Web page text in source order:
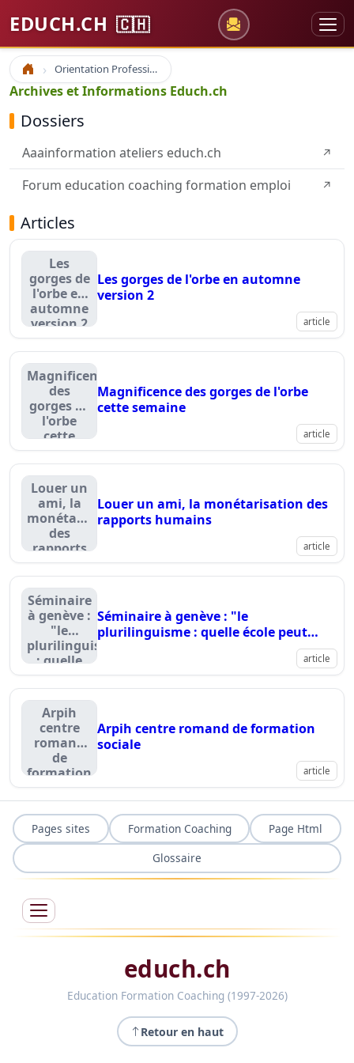
EDUCH.CH 🇨🇭
Accueil Orientation Professionnelle
Archives et Informations Educh.ch
Dossiers
Aaainformation ateliers educh.ch ↗
Forum education coaching formation emploi ↗
Articles
Les
gorges de
l'orbe en
automne
version 2
Les gorges de l'orbe en automne
version 2
article
Magnificence
des
gorges de
l'orbe
cette
semaine
Magnificence des gorges de l'orbe
cette semaine
article
Louer un
ami, la
monétarisation
des
rapports
humains
Louer un ami, la monétarisation des
rapports humains
article
Séminaire
à genève :
"le
plurilinguisme
: quelle
école peut
encore en
douter?"
Séminaire à genève : "le
plurilinguisme : quelle école peut
article
Arpih
centre
romand
de
formation
sociale
Arpih centre romand de formation
sociale
article
Pages sites Formation Coaching
Page Html
Glossaire
educh.ch
Education Formation Coaching (1997-2026)
Retour en haut